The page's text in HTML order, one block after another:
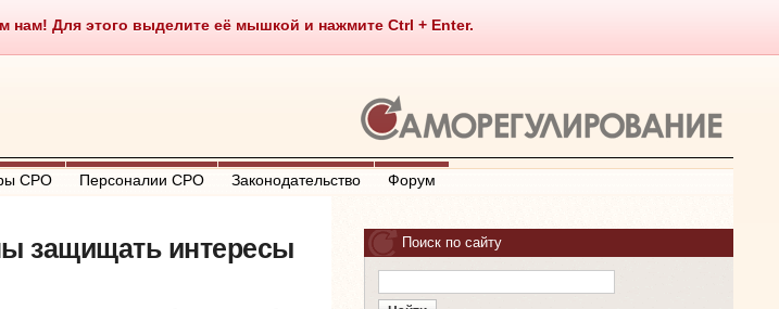
нам! Для этого выделите её мышкой и нажмите Ctrl + Enter.
Контакты Полезные ссылки
СРО Персоналии СРО Законодательство Форум
защищать интересы
Поиск по сайту